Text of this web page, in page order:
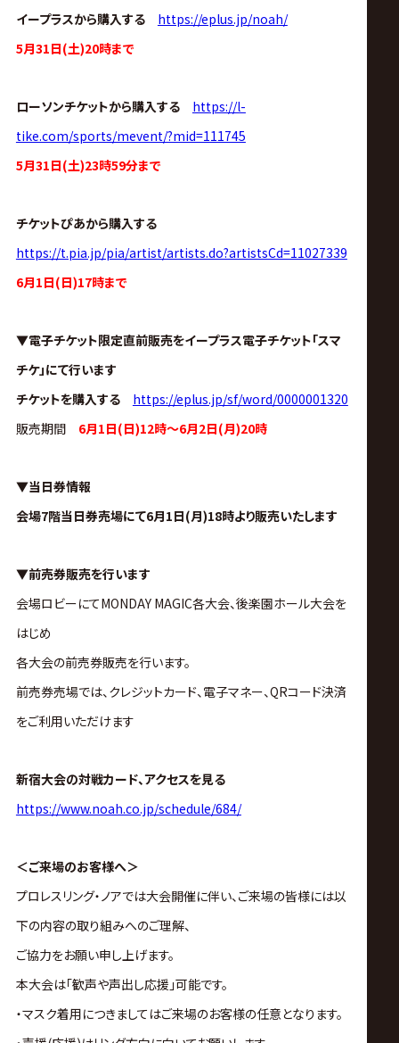
イープラスから購入する
https://eplus.jp/noah/
5月31日(土)20時まで
ローソンチケットから購入する
https://l-
tike.com/sports/mevent/?mid=111745
5月31日(土)23時59分まで
チケットぴあから購入する
https://t.pia.jp/pia/artist/artists.do?artistsCd=11027339
6月1日(日)17時まで
▼電子チケット限定直前販売をイープラス電子チケット「スマ
チケ」にて行います
チケットを購入する
https://eplus.jp/sf/word/0000001320
販売期間 6月1日(日)12時～6月2日(月)20時
▼当日券情報
会場7階当日券売場にて6月1日(月)18時より販売いたします
▼前売券販売を行います
会場ロビーにてMONDAY MAGIC各大会、後楽園ホール大会を
はじめ
各大会の前売券販売を行います。
前売券売場では、クレジットカード、電子マネー、QRコード決済
をご利用いただけます
新宿大会の対戦カード、アクセスを見る
https://www.noah.co.jp/schedule/684/
＜ご来場のお客様へ＞
プロレスリング・ノアでは大会開催に伴い、ご来場の皆様には以
下の内容の取り組みへのご理解、
ご協力をお願い申し上げます。
本大会は｢歓声や声出し応援｣可能です。
・マスク着用につきましてはご来場のお客様の任意となります。